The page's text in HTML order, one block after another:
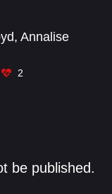
, Annalise
2
be published.